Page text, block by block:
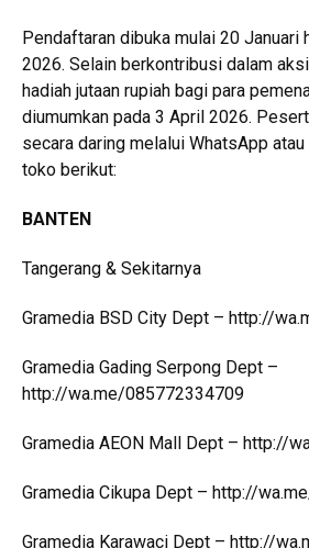
Pendaftaran dibuka mulai 20 Januari
2026. Selain berkontribusi dalam
hadiah jutaan rupiah bagi para
diumumkan pada 3 April 2026.
secara daring melalui WhatsApp
toko berikut:
BANTEN
Tangerang & Sekitarnya
Gramedia BSD City Dept – http://
Gramedia Gading Serpong Dept –
http://wa.me/085772334709
Gramedia AEON Mall Dept – http://
Gramedia Cikupa Dept – http://
Gramedia Karawaci Dept – http://